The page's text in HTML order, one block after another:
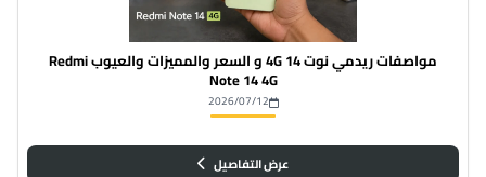
مواصفات ريدمي نوت 14 4G و السعر والمميزات والعيوب Redmi
Note 14 4G
2026/07/12
عرض التفاصيل